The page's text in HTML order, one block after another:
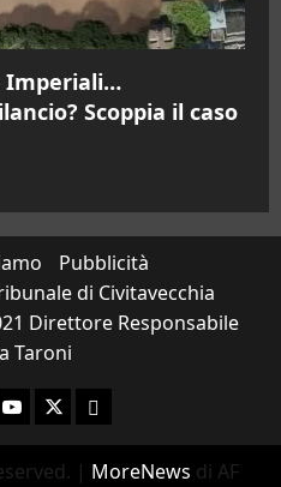
Imperiali…
Scoppia il caso
Pubblicità
di Civitavecchia
Direttore Responsabile
Taroni
YouTubeTwitterEmail
| MoreNews di AF